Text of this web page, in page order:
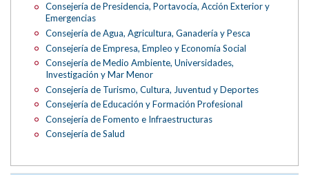
Consejería de Presidencia, Portavocía, Acción Exterior y
Emergencias
Consejería de Agua, Agricultura, Ganadería y Pesca
Consejería de Empresa, Empleo y Economía Social
Consejería de Medio Ambiente, Universidades,
Investigación y Mar Menor
Consejería de Turismo, Cultura, Juventud y Deportes
Consejería de Educación y Formación Profesional
Consejería de Fomento e Infraestructuras
Consejería de Salud